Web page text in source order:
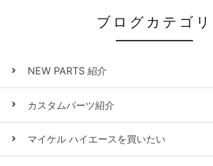
ブログカテゴリ
NEW PARTS 紹介
カスタムパーツ紹介
マイケル ハイエースを買いたい